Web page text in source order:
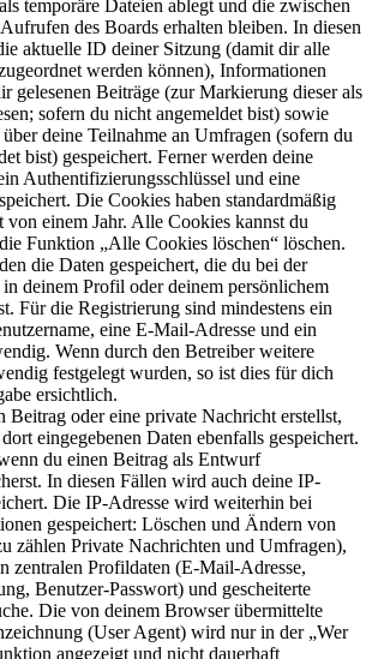
temporäre Dateien ablegt und die zwischen
des Boards erhalten bleiben. In diesen
aktuelle ID deiner Sitzung (damit dir alle
werden können), Informationen
gelesenen Beiträge (zur Markierung dieser als
sofern du nicht angemeldet bist) sowie
deine Teilnahme an Umfragen (sofern du
bist) gespeichert. Ferner werden deine
Authentifizierungsschlüssel und eine
Die Cookies haben standardmäßig
einem Jahr. Alle Cookies kannst du
Funktion „Alle Cookies löschen“ löschen.
die Daten gespeichert, die du bei der
deinem Profil oder deinem persönlichem
Für die Registrierung sind mindestens ein
eine E-Mail-Adresse und ein
Wenn durch den Betreiber weitere
festgelegt wurden, so ist dies für dich
ersichtlich.
Beitrag oder eine private Nachricht erstellst,
eingegebenen Daten ebenfalls gespeichert.
du einen Beitrag als Entwurf
In diesen Fällen wird auch deine IP-
Die IP-Adresse wird weiterhin bei
gespeichert: Löschen und Ändern von
zählen Private Nachrichten und Umfragen),
zentralen Profildaten (E-Mail-Adresse,
Benutzer-Passwort) und gescheiterte
Die von deinem Browser übermittelte
(User Agent) wird nur in der „Wer
angezeigt und nicht dauerhaft